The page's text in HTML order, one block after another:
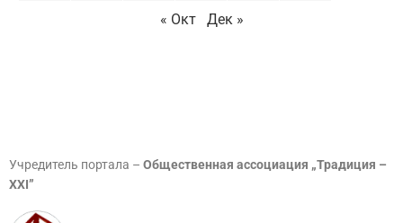
« Окт
Дек »
Учредитель портала – Общественная ассоциация „Традиция –
XXI”